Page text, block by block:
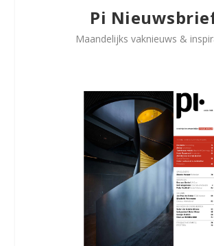
Pi
Maandelijks vaknieuws &